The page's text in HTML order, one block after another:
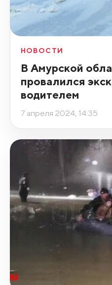
НОВОСТИ
В Амурской
провалился
водителем
7 апреля 2024, 14:35